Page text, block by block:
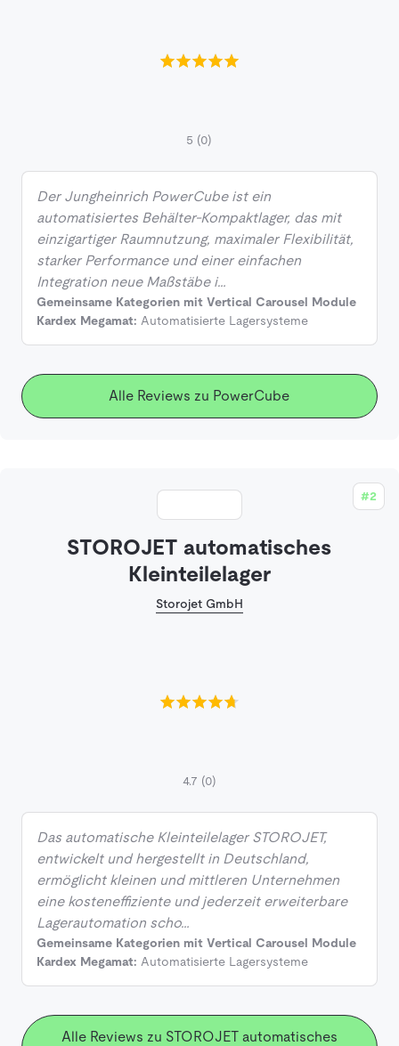
5 (0)
Der Jungheinrich PowerCube ist ein
automatisiertes Behälter-Kompaktlager, das mit
einzigartiger Raumnutzung, maximaler Flexibilität,
starker Performance und einer einfachen
Integration neue Maßstäbe i…
Gemeinsame Kategorien mit Vertical Carousel Module
Kardex Megamat: Automatisierte Lagersysteme
Alle Reviews zu PowerCube
#2
STOROJET automatisches
Kleinteilelager
Storojet GmbH
4.7 (0)
Das automatische Kleinteilelager STOROJET,
entwickelt und hergestellt in Deutschland,
ermöglicht kleinen und mittleren Unternehmen
eine kosteneffiziente und jederzeit erweiterbare
Lagerautomation scho…
Gemeinsame Kategorien mit Vertical Carousel Module
Kardex Megamat: Automatisierte Lagersysteme
Alle Reviews zu STOROJET automatisches